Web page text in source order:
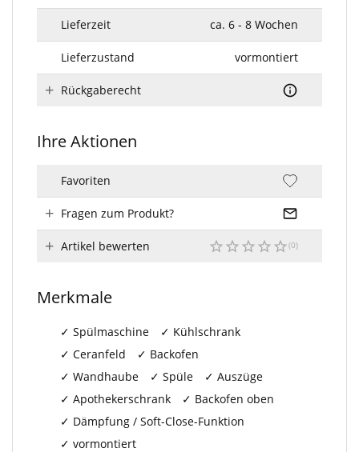
Lieferzeit ca. 6 - 8 Wochen
Lieferzustand vormontiert
Rückgaberecht
Ihre Aktionen
Favoriten
Fragen zum Produkt?
Artikel bewerten
Merkmale
Spülmaschine
Kühlschrank
Ceranfeld
Backofen
Wandhaube
Spüle
Auszüge
Apothekerschrank
Backofen oben
Dämpfung / Soft-Close-Funktion
vormontiert